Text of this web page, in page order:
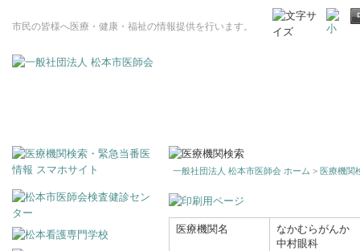
市民の皆様へ医療・健康・福祉の情報提供を行います。
一般社団法人 松本市医師会 ホーム > 医療機関
医療機関名
なかむらがんか
中村眼科